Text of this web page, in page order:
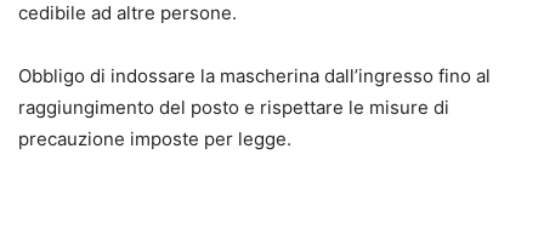
cedibile ad altre persone.
Obbligo di indossare la mascherina dall’ingresso fino al
raggiungimento del posto e rispettare le misure di
precauzione imposte per legge.